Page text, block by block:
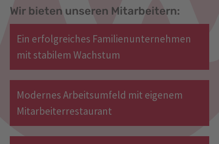
Wir bieten unseren Mitarbeitern:
Ein erfolgreiches Familienunternehmen
mit stabilem Wachstum
Modernes Arbeitsumfeld mit eigenem
Mitarbeiterrestaurant